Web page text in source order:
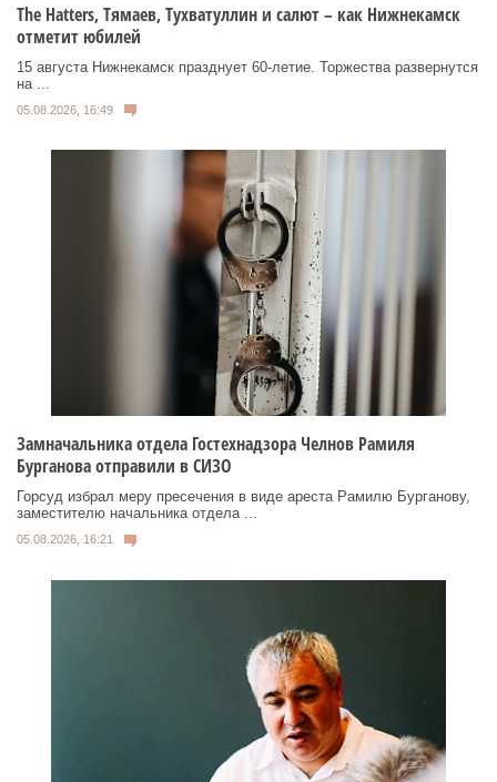
Тhe Нatters, Тямаев, Тухватуллин и салют – как Нижнекамск
отметит юбилей
15 августа Нижнекамск празднует 60‑летие. Торжества развернутся
на ...
05.08.2026, 16:49
Замначальника отдела Гостехнадзора Челнов Рамиля
Бурганова отправили в СИЗО
Горсуд избрал меру пресечения в виде ареста Рамилю Бурганову,
заместителю начальника отдела ...
05.08.2026, 16:21